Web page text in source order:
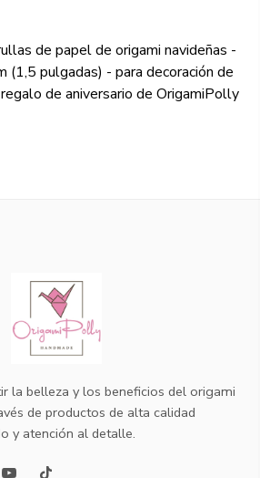
de papel de origami navideñas -
(1,5 pulgadas) - para decoración de
de aniversario de OrigamiPolly
la belleza y los beneficios del origami
de productos de alta calidad
y atención al detalle.